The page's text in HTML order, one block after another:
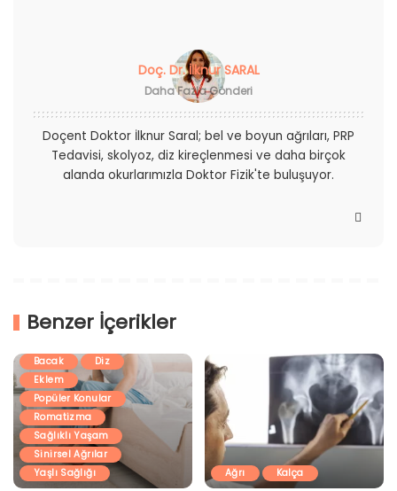
Doç. Dr. İlknur SARAL
Daha Fazla Gönderi
Doçent Doktor İlknur Saral; bel ve boyun ağrıları, PRP
Tedavisi, skolyoz, diz kireçlenmesi ve daha birçok
alanda okurlarımızla Doktor Fizik'te buluşuyor.
Benzer İçerikler
Bacak
Diz
Eklem
Popüler Konular
Romatizma
Sağlıklı Yaşam
Sinirsel Ağrılar
Yaşlı Sağlığı
Ağrı Kalça